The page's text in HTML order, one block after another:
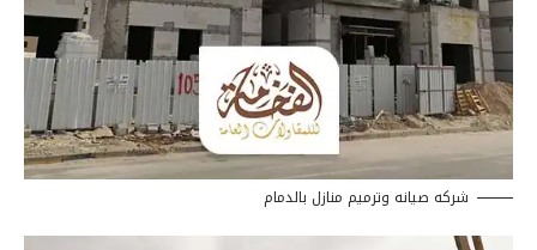
شركه صيانه وترميم منازل بالدمام